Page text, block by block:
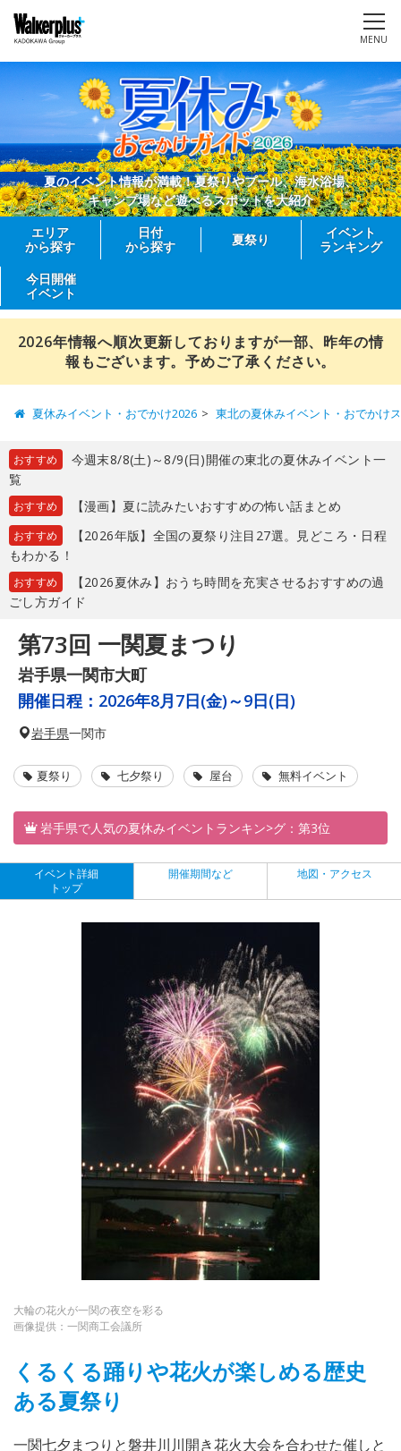
MENU
夏のイベント情報が満載！夏祭りやプール、海水浴場、
キャンプ場など遊べるスポットを大紹介
エリア
から探す
日付
から探す
夏祭り
イベント
ランキング
今日開催
イベント
2026年情報へ順次更新しておりますが一部、昨年の情
報もございます。予めご了承ください。
夏休みイベント・おでかけ2026 東北の夏休みイベント・おでかけ
おすすめ
今週末8/8(土)～8/9(日)開催の東北の夏休みイベント一
覧
おすすめ 【漫画】夏に読みたいおすすめの怖い話まとめ
おすすめ
【2026年版】全国の夏祭り注目27選。見どころ・日程
もわかる！
おすすめ
【2026夏休み】おうち時間を充実させるおすすめの過
ごし方ガイド
第73回 一関夏まつり
岩手県一関市大町
開催日程： 2026年8月7日(金)～9日(日)
岩手県一関市
夏祭り 七夕祭り 屋台 無料イベント
岩手県で人気の夏休みイベントランキン>グ：第3位
イベント詳細
トップ
開催期間など 地図・アクセス
大輪の花火が一関の夜空を彩る
画像提供：一関商工会議所
くるくる踊りや花火が楽しめる歴史
ある夏祭り
一関七夕まつりと磐井川川開き花火大会を合わせた催しと